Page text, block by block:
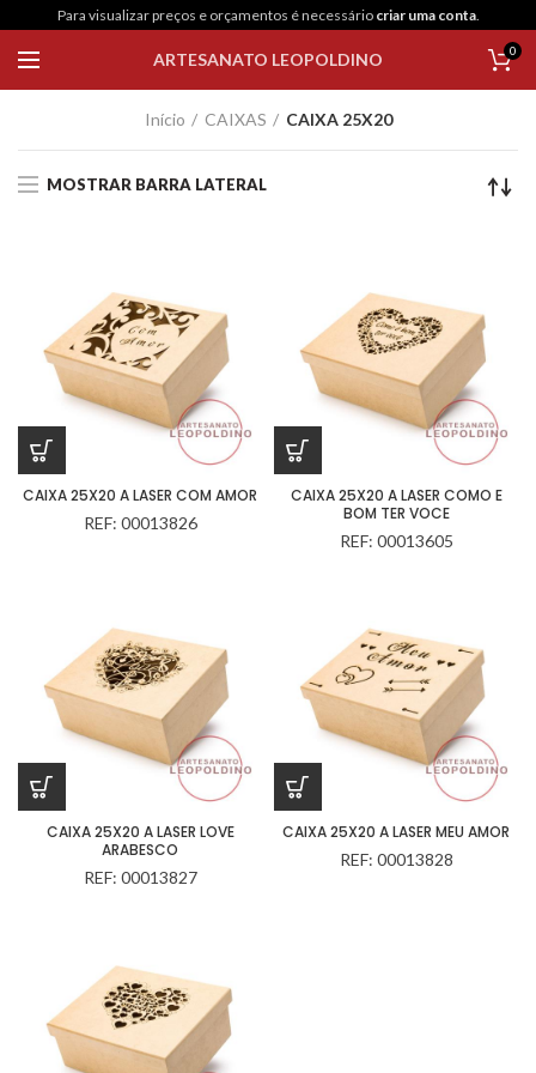
Para visualizar preços e orçamentos é necessário criar uma conta.
ARTESANATO LEOPOLDINO 0
Início CAIXAS CAIXA 25X20
MOSTRAR BARRA LATERAL
CAIXA 25X20 A LASER COM AMOR
REF: 00013826
CAIXA 25X20 A LASER COMO E
BOM TER VOCE
REF: 00013605
CAIXA 25X20 A LASER LOVE
ARABESCO
REF: 00013827
CAIXA 25X20 A LASER MEU AMOR
REF: 00013828